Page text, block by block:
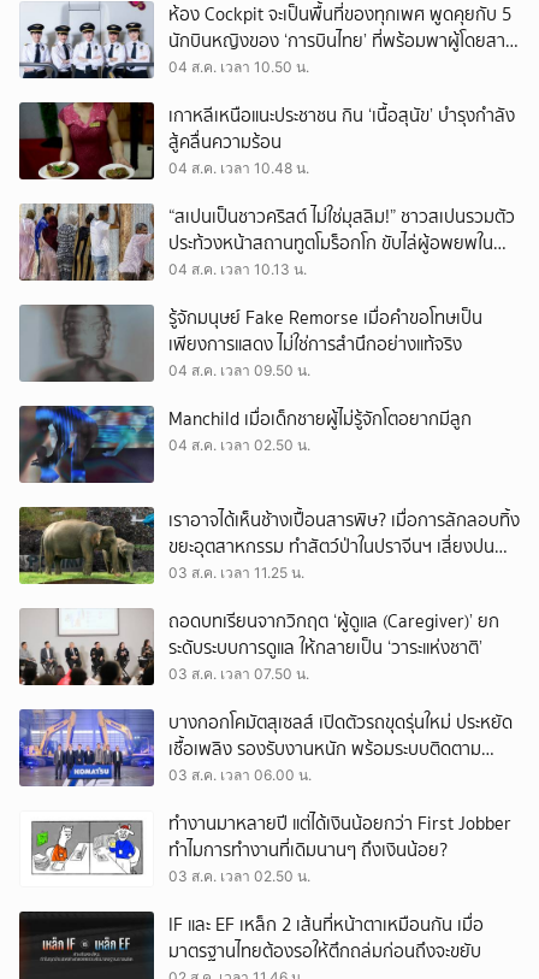
ห้อง Cockpit จะเป็นพื้นที่ของทุกเพศ พูดคุยกับ 5
นักบินหญิงของ ‘การบินไทย’ ที่พร้อมพาผู้โดยสาร
บินไปทั่วโลก
04 ส.ค. เวลา 10.50 น.
เกาหลีเหนือแนะประชาชน กิน ‘เนื้อสุนัข’ บำรุงกำลัง
สู้คลื่นความร้อน
04 ส.ค. เวลา 10.48 น.
“สเปนเป็นชาวคริสต์ ไม่ใช่มุสลิม!” ชาวสเปนรวมตัว
ประท้วงหน้าสถานทูตโมร็อกโก ขับไล่ผู้อพยพใน
เมืองเซวตาออกนอกประเทศ
04 ส.ค. เวลา 10.13 น.
รู้จักมนุษย์ Fake Remorse เมื่อคำขอโทษเป็น
เพียงการแสดง ไม่ใช่การสำนึกอย่างแท้จริง
04 ส.ค. เวลา 09.50 น.
Manchild เมื่อเด็กชายผู้ไม่รู้จักโตอยากมีลูก
04 ส.ค. เวลา 02.50 น.
เราอาจได้เห็นช้างเปื้อนสารพิษ? เมื่อการลักลอบทิ้ง
ขยะอุตสาหกรรม ทำสัตว์ป่าในปราจีนฯ เสี่ยงปน
เปื้อน
03 ส.ค. เวลา 11.25 น.
ถอดบทเรียนจากวิกฤต ‘ผู้ดูแล (Caregiver)’ ยก
ระดับระบบการดูแล ให้กลายเป็น ‘วาระแห่งชาติ’
03 ส.ค. เวลา 07.50 น.
บางกอกโคมัตสุเซลส์ เปิดตัวรถขุดรุ่นใหม่ ประหยัด
เชื้อเพลิง รองรับงานหนัก พร้อมระบบติดตาม
เครื่องจักรผ่านดาวเทียม
03 ส.ค. เวลา 06.00 น.
ทำงานมาหลายปี แต่ได้เงินน้อยกว่า First Jobber
ทำไมการทำงานที่เดิมนานๆ ถึงเงินน้อย?
03 ส.ค. เวลา 02.50 น.
IF และ EF เหล็ก 2 เส้นที่หน้าตาเหมือนกัน เมื่อ
มาตรฐานไทยต้องรอให้ตึกถล่มก่อนถึงจะขยับ